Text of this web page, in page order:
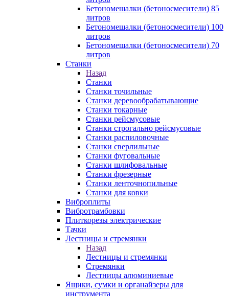
Бетономешалки (бетоносмесители) 85
литров
Бетономешалки (бетоносмесители) 100
литров
Бетономешалки (бетоносмесители) 70
литров
Станки
Назад
Станки
Станки точильные
Станки деревообрабатывающие
Станки токарные
Станки рейсмусовые
Станки строгально рейсмусовые
Станки распиловочные
Станки сверлильные
Станки фуговальные
Станки шлифовальные
Станки фрезерные
Станки ленточнопильные
Станки для ковки
Виброплиты
Вибротрамбовки
Плиткорезы электрические
Тачки
Лестницы и стремянки
Назад
Лестницы и стремянки
Стремянки
Лестницы алюминиевые
Ящики, сумки и органайзеры для
инструмента